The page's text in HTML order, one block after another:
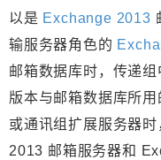
以是 Exchange 2013
输服务器角色的
邮箱数据库时，传递
版本与邮箱数据库所
或通讯组扩展服务器
2013 邮箱服务器和